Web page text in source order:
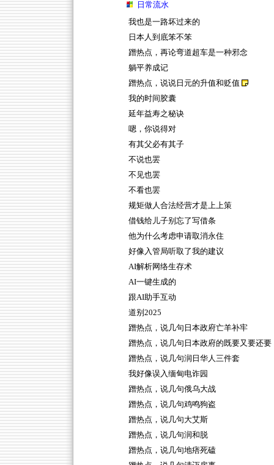
日常流水
我也是一路坏过来的
日本人到底笨不笨
蹭热点，再论弯道超车是一种邪念
躺平养成记
蹭热点，说说日元的升值和贬值
我的时间胶囊
延年益寿之秘诀
嗯，你说得对
有其父必有其子
不说也罢
不见也罢
不看也罢
规矩做人合法经营才是上上策
借钱给儿子别忘了写借条
他为什么考虑申请取消永住
好像入管局听取了我的建议
AI解析网络生存术
AI一键生成的
跟AI助手互动
道别2025
蹭热点，说几句日本政府亡羊补牢
蹭热点，说几句日本政府的既要又要还要
蹭热点，说几句润日华人三件套
我好像误入缅甸电诈园
蹭热点，说几句俄乌大战
蹭热点，说几句鸡鸣狗盗
蹭热点，说几句大艾斯
蹭热点，说几句润和脱
蹭热点，说几句地痞死磕